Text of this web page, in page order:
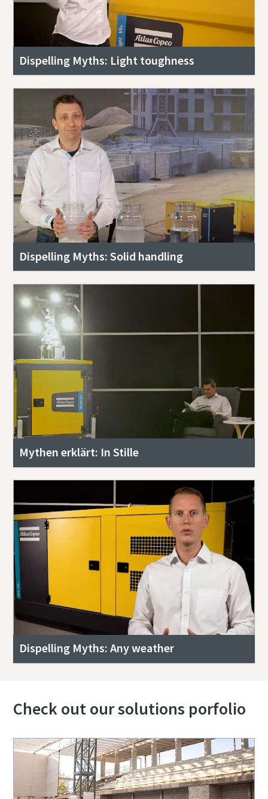
Dispelling Myths: Light toughness
Dispelling Myths: Solid handling
Mythen erklärt: In Stille
Dispelling Myths: Any weather
Check out our solutions porfolio